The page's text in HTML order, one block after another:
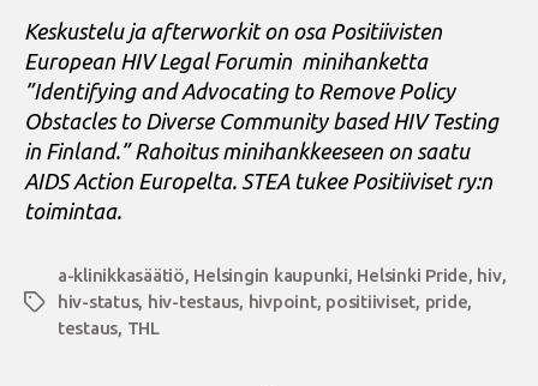
Keskustelu ja afterworkit on osa Positiivisten
European HIV Legal Forumin minihanketta
”Identifying and Advocating to Remove Policy
Obstacles to Diverse Community based HIV Testing
in Finland.” Rahoitus minihankkeeseen on saatu
AIDS Action Europelta. STEA tukee Positiiviset ry:n
toimintaa.
Avainsanat
a-klinikkasäätiö, Helsingin kaupunki, Helsinki Pride, hiv,
hiv-status, hiv-testaus, hivpoint, positiiviset, pride,
testaus, THL